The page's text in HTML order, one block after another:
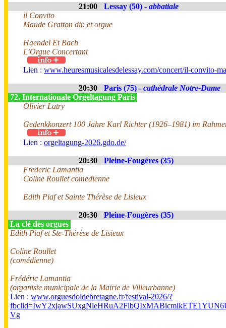
21:00 Lessay (50) - abbatiale
il Convito
Maude Gratton dir. et orgue
Haendel Et Bach
L’Orgue Concertant
Lien : www.heuresmusicalesdelessay.com/concert/il-convito-
20:30 Paris (75) - cathédrale Notre-Dame
72. Internationale Orgeltagung Paris
Olivier Latry
Gedenkkonzert 100 Jahre Karl Richter (1926–1981) im
Lien : orgeltagung-2026.gdo.de/
20:30
Pleine-Fougères (35)
Frederic Lamantia
Coline Roullet comedienne
Edith Piaf et Sainte Thérèse de Lisieux
20:30
Pleine-Fougères (35)
La clé des orgues
Edith Piaf et Ste-Thérèse de Lisieux
Coline Roullet
(comédienne)
Frédéric Lamantia
(organiste municipale de la Mairie de Villeurbanne)
Lien : www.orguesdoldebretagne.fr/festival-2026/?
Vg